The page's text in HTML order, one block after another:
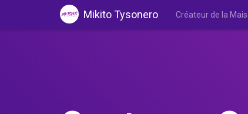
Mikito Tysonero Créateur de la